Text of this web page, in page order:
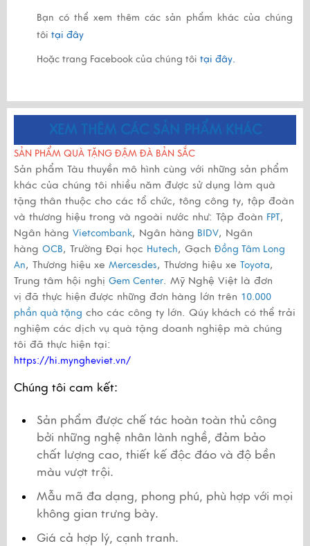
Bạn có thể xem thêm các sản phẩm khác của chúng
tôi tại đây
Hoặc trang Facebook của chúng tôi tại đây.
XEM THÊM CÁC SẢN PHẨM KHÁC
SẢN PHẨM QUÀ TẶNG ĐẬM ĐÀ BẢN SẮC
Sản phẩm Tàu thuyền mô hình cùng với những sản phẩm
khác của chúng tôi nhiều năm được sử dụng làm quà
tặng thân thuộc cho các tổ chức, tông công ty, tập đoàn
và thương hiệu trong và ngoài nước như: Tập đoàn FPT,
Ngân hàng Vietcombank, Ngân hàng BIDV, Ngân
hàng OCB, Trường Đại học Hutech, Gạch Đồng Tâm Long
An, Thương hiệu xe Mercesdes, Thương hiệu xe Toyota,
Trung tâm hội nghị Gem Center. Mỹ Nghệ Việt là đơn
vị đã thực hiện được những đơn hàng lớn trên 10.000
phần quà tặng cho các công ty lớn. Qúy khách có thể trải
nghiệm các dịch vụ quà tặng doanh nghiệp mà chúng
tôi đã thực hiện tại:
https://hi.myngheviet.vn/
Chúng tôi cam kết:
Sản phẩm được chế tác hoàn toàn thủ công
bởi những nghệ nhân lành nghề, đảm bảo
chất lượng cao, thiết kế độc đáo và độ bền
màu vượt trội.
Mẫu mã đa dạng, phong phú, phù hợp với mọi
không gian trưng bày.
Giá cả hợp lý, cạnh tranh.